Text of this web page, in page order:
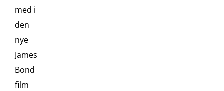
med i
den
nye
James
Bond
film